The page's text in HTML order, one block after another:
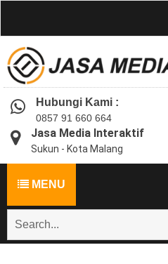
Hubungi Kami :
0857 91 660 664
Jasa Media Interaktif
Sukun - Kota Malang
MENU